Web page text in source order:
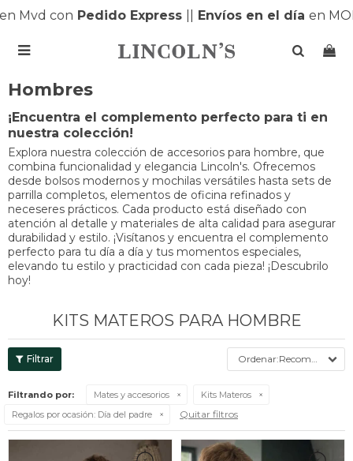
Mvd conPedido Express|| Envíos en el díaen

Hombres
¡Encuentra el complemento perfecto para ti en
nuestra colección!
Explora nuestra colección de accesorios para hombre, que
combina funcionalidad y elegancia Lincoln's. Ofrecemos
desde bolsos modernos y mochilas versátiles hasta sets de
parrilla completos, elementos de oficina refinados y
neceseres prácticos. Cada producto está diseñado con
atención al detalle y materiales de alta calidad para asegurar
durabilidad y estilo. ¡Visítanos y encuentra el complemento
perfecto para tu día a día y tus momentos especiales,
elevando tu estilo y practicidad con cada pieza! ¡Descubrilo
hoy!
KITS MATEROS PARA HOMBRE
Recomendados
Filtrando por: Mates y accesorios
Kits Materos
Regalos por ocasión: Día del padre Quitar filtros